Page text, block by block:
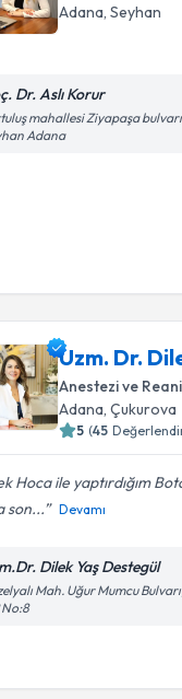
Adana, Seyhan
Dr. Aslı Korur
mahallesi Ziyapaşa
Adana
Uzm. Dr.
Anestezi ve
Adana , Çukurova
5 (45
Hoca ile yaptırdığım
son...
Devamı
Dilek Yaş Destegül
Mah. Uğur Mumcu
No:8